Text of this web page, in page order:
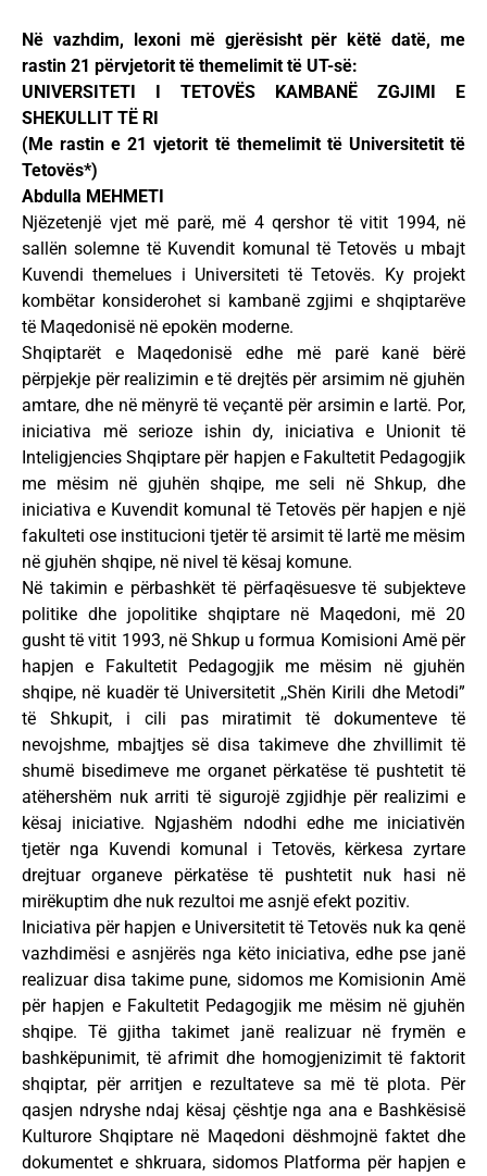
Në vazhdim, lexoni më gjerësisht për këtë datë, me
rastin 21 përvjetorit të themelimit të UT-së:
UNIVERSITETI I TETOVËS KAMBANË ZGJIMI E
SHEKULLIT TË RI
(Me rastin e 21 vjetorit të themelimit të Universitetit të
Tetovës*)
Abdulla MEHMETI
Njëzetenjë vjet më parë, më 4 qershor të vitit 1994, në
sallën solemne të Kuvendit komunal të Tetovës u mbajt
Kuvendi themelues i Universiteti të Tetovës. Ky projekt
kombëtar konsiderohet si kambanë zgjimi e shqiptarëve
të Maqedonisë në epokën moderne.
Shqiptarët e Maqedonisë edhe më parë kanë bërë
përpjekje për realizimin e të drejtës për arsimim në gjuhën
amtare, dhe në mënyrë të veçantë për arsimin e lartë. Por,
iniciativa më serioze ishin dy, iniciativa e Unionit të
Inteligjencies Shqiptare për hapjen e Fakultetit Pedagogjik
me mësim në gjuhën shqipe, me seli në Shkup, dhe
iniciativa e Kuvendit komunal të Tetovës për hapjen e një
fakulteti ose institucioni tjetër të arsimit të lartë me mësim
në gjuhën shqipe, në nivel të kësaj komune.
Në takimin e përbashkët të përfaqësuesve të subjekteve
politike dhe jopolitike shqiptare në Maqedoni, më 20
gusht të vitit 1993, në Shkup u formua Komisioni Amë për
hapjen e Fakultetit Pedagogjik me mësim në gjuhën
shqipe, në kuadër të Universitetit ,,Shën Kirili dhe Metodi”
të Shkupit, i cili pas miratimit të dokumenteve të
nevojshme, mbajtjes së disa takimeve dhe zhvillimit të
shumë bisedimeve me organet përkatëse të pushtetit të
atëhershëm nuk arriti të sigurojë zgjidhje për realizimi e
kësaj iniciative. Ngjashëm ndodhi edhe me iniciativën
tjetër nga Kuvendi komunal i Tetovës, kërkesa zyrtare
drejtuar organeve përkatëse të pushtetit nuk hasi në
mirëkuptim dhe nuk rezultoi me asnjë efekt pozitiv.
Iniciativa për hapjen e Universitetit të Tetovës nuk ka qenë
vazhdimësi e asnjërës nga këto iniciativa, edhe pse janë
realizuar disa takime pune, sidomos me Komisionin Amë
për hapjen e Fakultetit Pedagogjik me mësim në gjuhën
shqipe. Të gjitha takimet janë realizuar në frymën e
bashkëpunimit, të afrimit dhe homogjenizimit të faktorit
shqiptar, për arritjen e rezultateve sa më të plota. Për
qasjen ndryshe ndaj kësaj çështje nga ana e Bashkësisë
Kulturore Shqiptare në Maqedoni dëshmojnë faktet dhe
dokumentet e shkruara, sidomos Platforma për hapjen e